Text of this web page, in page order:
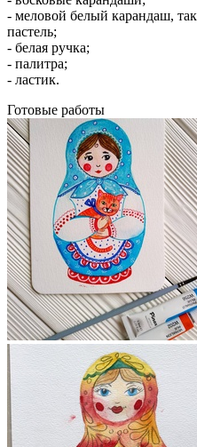
- меловой белый карандаш,
пастель;
- белая ручка;
- палитра;
- ластик.
Готовые работы